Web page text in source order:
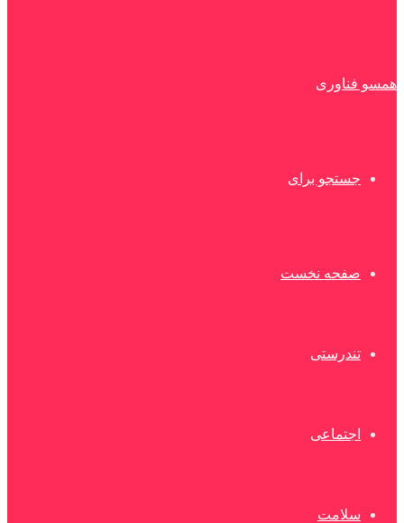
همسو فناوری
جستجو برای
صفحه نخست
تندرستی
اجتماعی
سلامت